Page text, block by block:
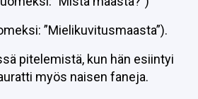
”Mielikuvitusmaasta”).
pitelemistä, kun hän esiintyi
myös naisen faneja.